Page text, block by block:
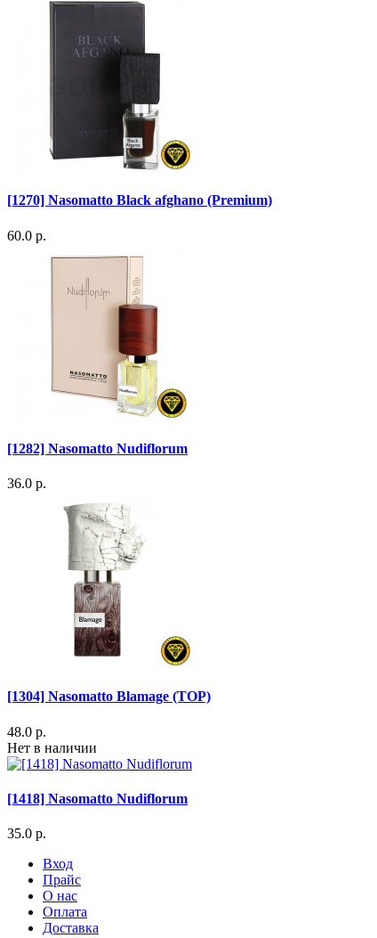
[1270] Nasomatto Black afghano (Premium)
60.0 р.
[1282] Nasomatto Nudiflorum
36.0 р.
[1304] Nasomatto Blamage (TOP)
48.0 р.
Нет в наличии
[1418] Nasomatto Nudiflorum
35.0 р.
Вход
Прайс
О нас
Оплата
Доставка